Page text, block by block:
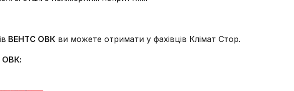
ВЕНТС ОВК ви можете отримати у фахівців Клімат Стор.
ОВК: